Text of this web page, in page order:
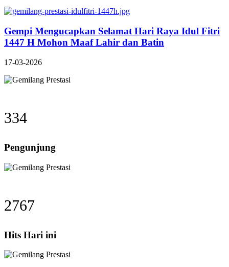
Gempi Mengucapkan Selamat Hari Raya Idul Fitri
1447 H Mohon Maaf Lahir dan Batin
17-03-2026
334
Pengunjung
2767
Hits Hari ini